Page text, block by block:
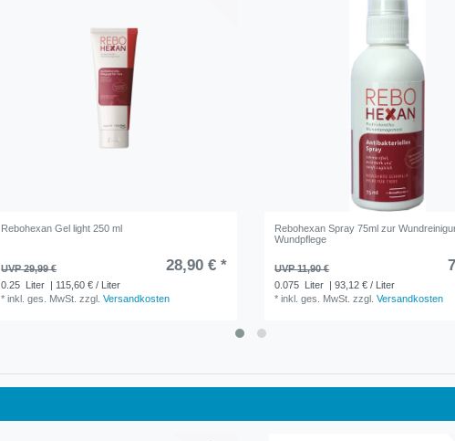
Rebohexan Gel light 250 ml
UVP 29,99 € 28,90 € *
0.25 Liter | 115,60 € / Liter
*inkl. ges. MwSt. zzgl.Versandkosten
Rebohexan Spray 75ml zur
Wundpflege
UVP 11,90 €
0.075 Liter | 93,12 € / Liter
*inkl. ges. MwSt. zzgl.Versandkosten